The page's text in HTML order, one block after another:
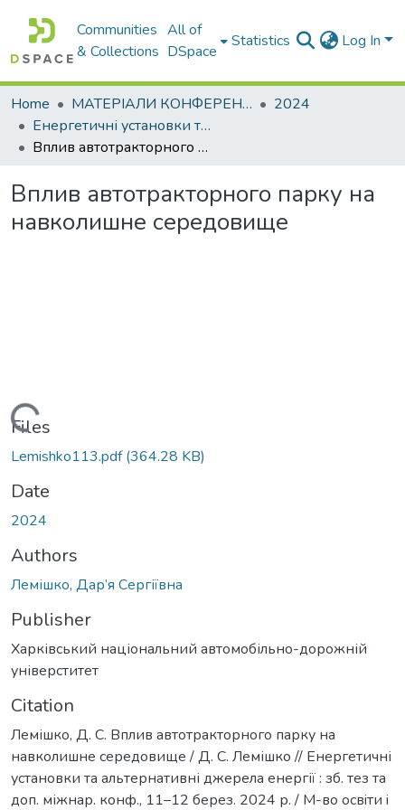
Communities
& Collections
All of
DSpace
Statistics Log In
Home МАТЕРІАЛИ КОНФЕРЕНЦІЙ
2024
Енергетичні установки та альтернативні джерела енергії
Вплив автотракторного парку на навколишне середовище
Вплив автотракторного парку на
навколишне середовище
Loading...
Files
Lemishko113.pdf(364.28 KB)
Date
2024
Authors
Лемішко, Дар’я Сергіївна
Publisher
Харківський національний автомобільно-дорожній
універститет
Citation
Лемішко, Д. С. Вплив автотракторного парку на
навколишне середовище / Д. С. Лемішко // Енергетичні
установки та альтернативні джерела енергії : зб. тез та
доп. міжнар. конф., 11–12 берез. 2024 р. / М-во освiти i